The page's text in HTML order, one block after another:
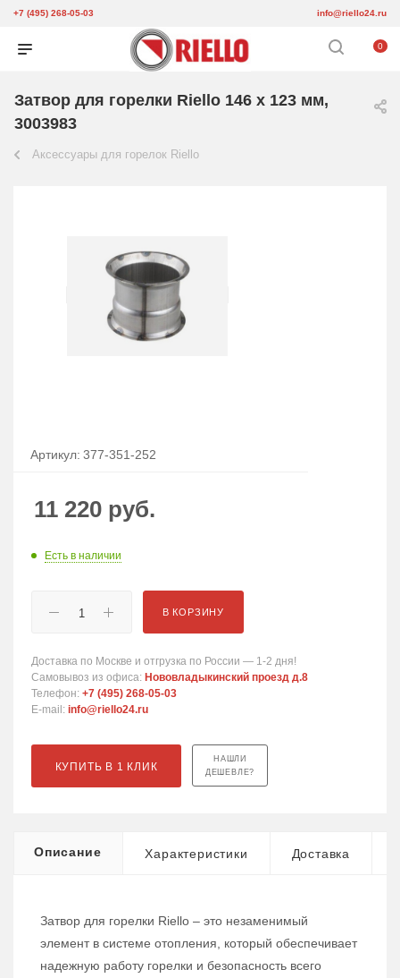
+7 (495) 268-05-03 info@riello24.ru
0
Затвор для горелки Riello 146 x 123 мм,
3003983
Аксессуары для горелок Riello
Артикул: 377-351-252
11 220 руб.
Есть в наличии
В КОРЗИНУ
Доставка по Москве и отгрузка по России — 1-2 дня!
Самовывоз из офиса: Нововладыкинский проезд д.8
Телефон: +7 (495) 268-05-03
E-mail: info@riello24.ru
КУПИТЬ В 1 КЛИК
НАШЛИ
ДЕШЕВЛЕ?
Описание Характеристики Доставка
Затвор для горелки Riello – это незаменимый
элемент в системе отопления, который обеспечивает
надежную работу горелки и безопасность всего